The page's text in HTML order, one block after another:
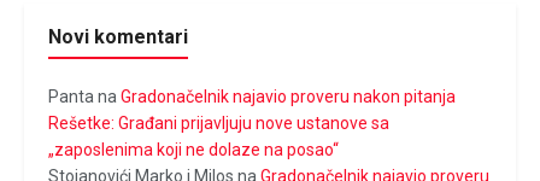
Novi komentari
PantanaGradonačelnik najavio proveru nakon pitanja
Rešetke: Građani prijavljuju nove ustanove sa
„zaposlenima koji ne dolaze na posao“
Stojanovići Marko i Milos naGradonačelnik najavio proveru